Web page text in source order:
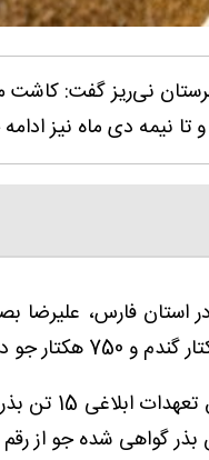
نی‌ریز گفت:
تا نیمه دی ماه نیز
در استان فارس،
به گفته
گواهی شده جو از